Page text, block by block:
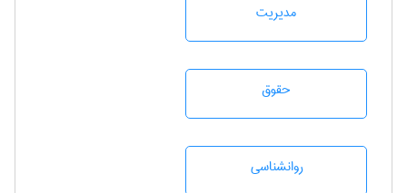
مديريت
حقوق
روانشناسی